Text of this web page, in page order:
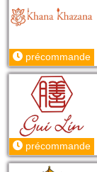
précommande
précommande